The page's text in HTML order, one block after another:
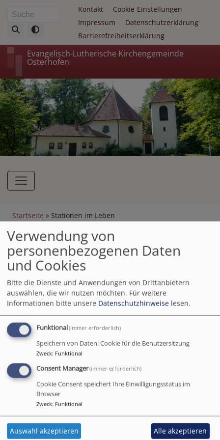
zum
Inhalt
Suche Fußbereichsmenü
Kontakt
Cookie-Einstellungen
Impressum
Datenschutzerklärung
Barrierefreiheitserklärung
Evangelisch-Lutherische Kirchengemeinde
Osterhofen
Hauptnavigation
Breadcrumb
Startseite Stationen im Leben
Stationen im Leben
Leben heißt wachsen, lernen, lieben, arbeiten,
entdecken und loslassen, Glück und Erfolge
genießen, mit Tiefschlägen zurecht kommen und
Krisen meistern, ein Zuhause finden - bei Menschen
und an guten Orten.
Ob dies "rund läuft" oder der Boden unter den
Füßen wankt - der Glaube an Gott kann stärkende
Kräfte freisetzen und durch Tiefen hindurch tragen.
Gott lenkt den Blick auf das Wesentliche und reicht
seine helfende Hand.
Menschen auf ihrem Lebens- und Glaubensweg, bei
wichtigen Ereignissen oder auf einzelnen Etappen;
Verwendung von
personenbezogenen Daten
und Cookies
Bitte die Dienste und Anwendungen von Drittanbietern
auswählen, die wir nutzen möchten. Für weitere
Informationen bitte unsere Datenschutzhinweise lesen.
Funktional(immer erforderlich)
Speichern von Daten: Cookie für die Benutzersitzung
Zweck: Funktional
Consent Manager(immer erforderlich)
Cookie Consent speichert Ihre Einwilligungsstatus im
Browser
Zweck: Funktional
Auswahl akzeptieren Alle akzeptieren